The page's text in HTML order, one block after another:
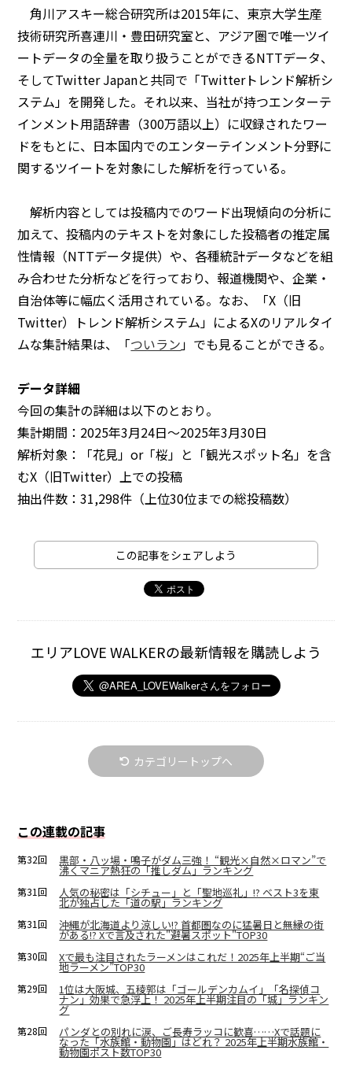
角川アスキー総合研究所は2015年に、東京大学生産
技術研究所喜連川・豊田研究室と、アジア圏で唯一ツイ
ートデータの全量を取り扱うことができるNTTデータ、
そしてTwitter Japanと共同で「Twitterトレンド解析シ
ステム」を開発した。それ以来、当社が持つエンターテ
インメント用語辞書（300万語以上）に収録されたワー
ドをもとに、日本国内でのエンターテインメント分野に
関するツイートを対象にした解析を行っている。
解析内容としては投稿内でのワード出現傾向の分析に
加えて、投稿内のテキストを対象にした投稿者の推定属
性情報（NTTデータ提供）や、各種統計データなどを組
み合わせた分析などを行っており、報道機関や、企業・
自治体等に幅広く活用されている。なお、「X（旧
Twitter）トレンド解析システム」によるXのリアルタイ
ムな集計結果は、「ついラン」でも見ることができる。
データ詳細
今回の集計の詳細は以下のとおり。
集計期間：2025年3月24日～2025年3月30日
解析対象：「花見」or「桜」と「観光スポット名」を含
むX（旧Twitter）上での投稿
抽出件数：31,298件（上位30位までの総投稿数）
この記事をシェアしよう
エリアLOVE WALKERの最新情報を購読しよう
カテゴリートップへ
この連載の記事
第32回 黒部・八ッ場・鳴子がダム三強！ “観光×自然×ロマン”で
沸くマニア熱狂の「推しダム」ランキング
第31回 人気の秘密は「シチュー」と「聖地巡礼」!? ベスト3を東
北が独占した「道の駅」ランキング
第31回 沖縄が北海道より涼しい!? 首都圏なのに猛暑日と無縁の街
がある!? Xで言及された"避暑スポット"TOP30
第30回 Xで最も注目されたラーメンはこれだ！2025年上半期“ご当
地ラーメン”TOP30
第29回 1位は大阪城、五稜郭は「ゴールデンカムイ」「名探偵コ
ナン」効果で急浮上！ 2025年上半期注目の「城」ランキン
グ
第28回 パンダとの別れに涙、ご長寿ラッコに歓喜……Xで話題に
なった「水族館・動物園」はどれ？ 2025年上半期水族館・
動物園ポスト数TOP30